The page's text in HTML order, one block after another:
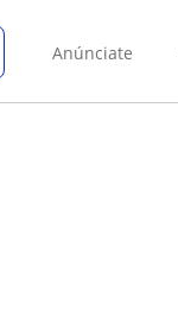
Anúnciate